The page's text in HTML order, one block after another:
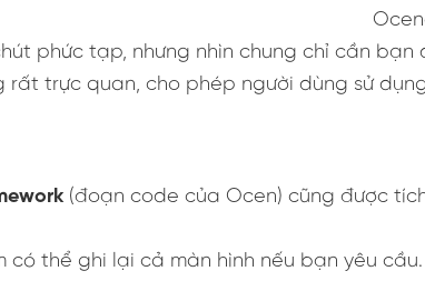
phức tạp, nhưng nhìn chung chỉ cần
rất trực quan, cho phép người dùng sử
(đoạn code của Ocen) cũng được
có thể ghi lại cả màn hình nếu bạn yêu cầu.